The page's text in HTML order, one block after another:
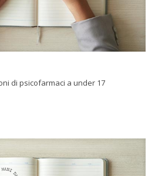
di psicofarmaci a under 17